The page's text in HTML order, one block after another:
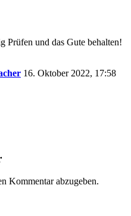
Prüfen und das Gute behalten!
16. Oktober 2022, 17:58
Kommentar abzugeben.